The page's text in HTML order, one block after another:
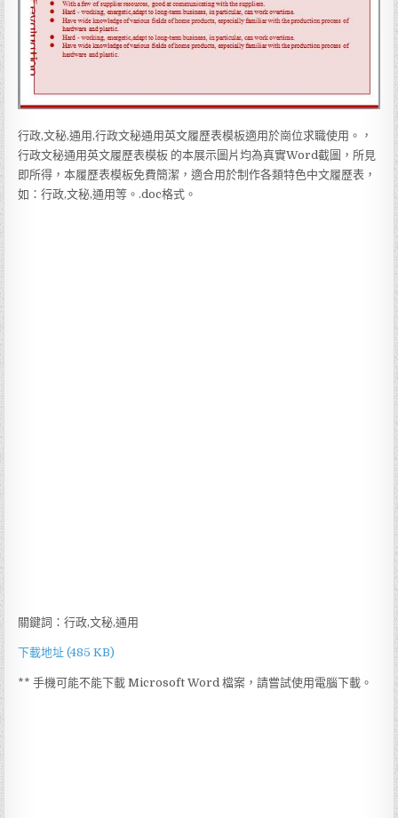
行政,文秘,通用,行政文秘通用英文履歷表模板適用於崗位求職使用。，
行政文秘通用英文履歷表模板 的本展示圖片均為真實Word截圖，所見
即所得，本履歷表模板免費簡潔，適合用於制作各類特色中文履歷表，
如：行政,文秘,通用等。.doc格式。
關鍵詞：行政,文秘,通用
下載地址 (485 KB)
** 手機可能不能下載 Microsoft Word 檔案，請嘗試使用電腦下載。